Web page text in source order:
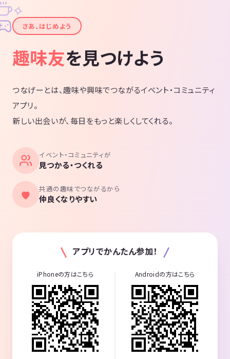
✦
✧
さあ、はじめよう
趣味友を見つけよう
つなげーとは、趣味や興味でつながるイベント・コミュニティ
アプリ。
新しい出会いが、毎日をもっと楽しくしてくれる。
イベント・コミュニティが
見つかる・つくれる
共通の趣味でつながるから
仲良くなりやすい
アプリでかんたん参加！
iPhoneの方はこちら Androidの方はこちら